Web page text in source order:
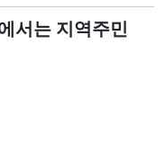
서는 지역주민